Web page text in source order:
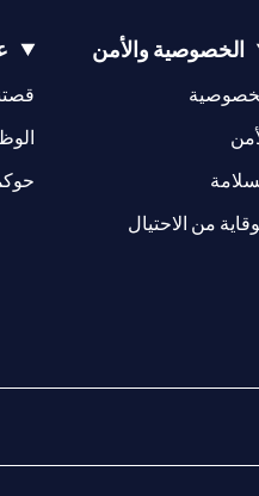
الخصوصية والأمن
من الاحتيال